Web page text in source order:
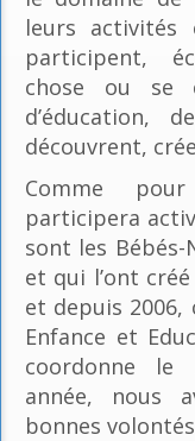
leurs
participent,
chose ou se
d’éducation,
découvrent,
Comme
participera
sont les Bébés-
et qui l’ont
et depuis 2006,
Enfance et
coordonne le
année, nous
bonnes